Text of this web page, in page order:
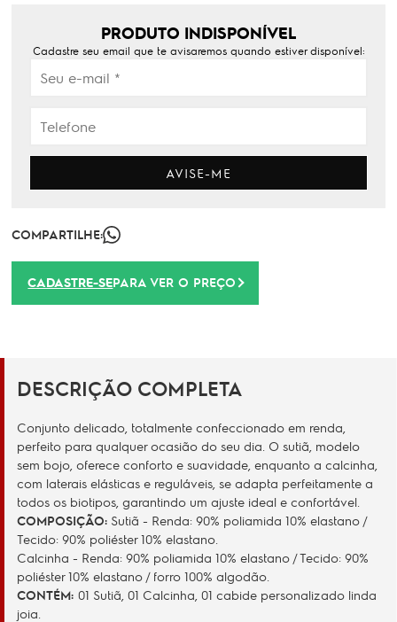
PRODUTO INDISPONÍVEL
Cadastre seu email que te avisaremos quando estiver disponível:
AVISE-ME
COMPARTILHE:
CADASTRE-SEPARA VER O PREÇO
DESCRIÇÃO COMPLETA
Conjunto delicado, totalmente confeccionado em renda,
perfeito para qualquer ocasião do seu dia. O sutiã, modelo
sem bojo, oferece conforto e suavidade, enquanto a calcinha,
com laterais elásticas e reguláveis, se adapta perfeitamente a
todos os biotipos, garantindo um ajuste ideal e confortável.
COMPOSIÇÃO: Sutiã - Renda: 90% poliamida 10% elastano /
Tecido: 90% poliéster 10% elastano.
Calcinha - Renda: 90% poliamida 10% elastano / Tecido: 90%
poliéster 10% elastano / forro 100% algodão.
CONTÉM: 01 Sutiã, 01 Calcinha, 01 cabide personalizado linda
joia.